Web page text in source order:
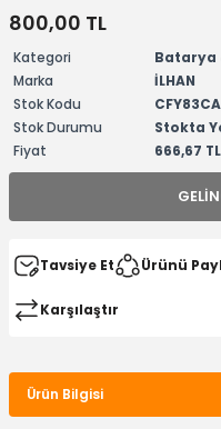
800,00 TL
Kategori
Batarya
Marka
İLHAN
Stok Kodu
Stok Durumu
Stokta
Fiyat
666,67
Tavsiye Et Ürünü
Karşılaştır
Ürün Bilgisi